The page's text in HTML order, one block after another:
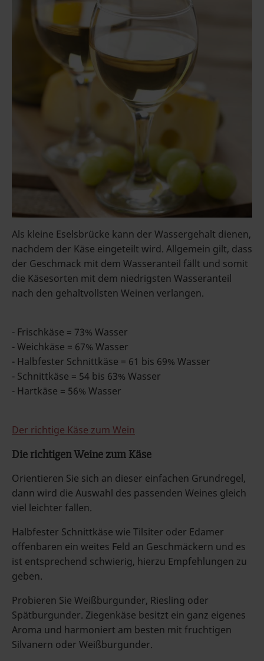
Als kleine Eselsbrücke kann der Wassergehalt dienen,
nachdem der Käse eingeteilt wird. Allgemein gilt, dass
der Geschmack mit dem Wasseranteil fällt und somit
die Käsesorten mit dem niedrigsten Wasseranteil
nach den gehaltvollsten Weinen verlangen.
- Frischkäse = 73% Wasser
- Weichkäse = 67% Wasser
- Halbfester Schnittkäse = 61 bis 69% Wasser
- Schnittkäse = 54 bis 63% Wasser
- Hartkäse = 56% Wasser
Der richtige Käse zum Wein
Die richtigen Weine zum Käse
Orientieren Sie sich an dieser einfachen Grundregel,
dann wird die Auswahl des passenden Weines gleich
viel leichter fallen.
Halbfester Schnittkäse wie Tilsiter oder Edamer
offenbaren ein weites Feld an Geschmäckern und es
ist entsprechend schwierig, hierzu Empfehlungen zu
geben.
Probieren Sie Weißburgunder, Riesling oder
Spätburgunder. Ziegenkäse besitzt ein ganz eigenes
Aroma und harmoniert am besten mit fruchtigen
Silvanern oder Weißburgunder.